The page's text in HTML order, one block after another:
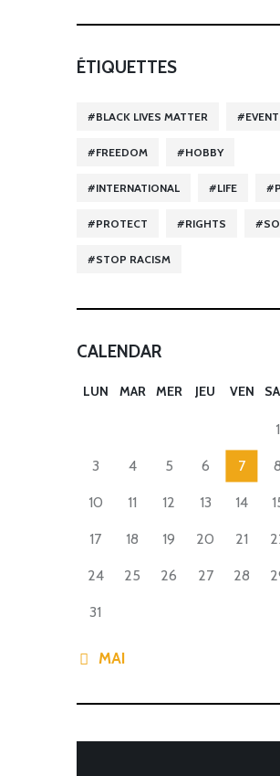
ÉTIQUETTES
BLACK LIVES MATTER EVENT
FREEDOM HOBBY
INTERNATIONAL LIFE
PROTECT RIGHTS
STOP RACISM
CALENDAR
LUN MAR MER JEU VEN
1
3 4 5 6 7 8
10 11 12 13 14
17 18 19 20 21
24 25 26 27 28
31
« MAI